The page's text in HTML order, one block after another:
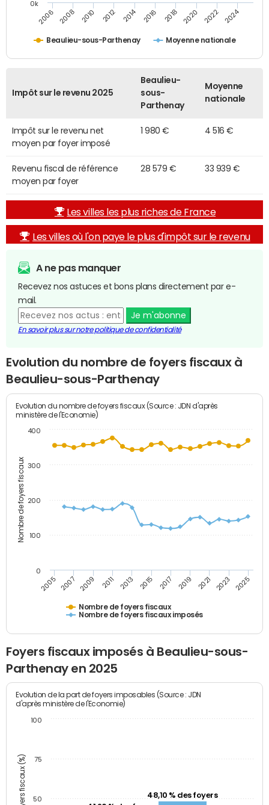
Beaulieu-sous-Parthenay Moyenne nationale
2006 2008 2010 2012 2014 2016 2018 2020 2022 2024
0k
Impôt sur le revenu 2025
Beaulieu-
sous-
Parthenay
Moyenne
nationale
Impôt sur le revenu net
moyen par foyer imposé
1 980 € 4 516 €
Revenu fiscal de référence
moyen par foyer
28 579 € 33 939 €
Les villes les plus riches de France
Les villes où l'on paye le plus d'impôt sur le revenu
A ne pas manquer
Recevez nos astuces et bons plans directement par e-
mail.
Je m'abonne
En savoir plus sur notre politique de confidentialité
Evolution du nombre de foyers fiscaux à
Beaulieu-sous-Parthenay
Nombre de foyers fiscaux
Evolution du nombre de foyers fiscaux (Source : JDN d'après
ministère de l'Economie)
Nombre de foyers fiscaux
Nombre de foyers fiscaux imposés
2005 2007 2009 2011 2013 2015 2017 2019 2021 2023 2025
0
100
200
300
400
Foyers fiscaux imposés à Beaulieu-sous-
Parthenay en 2025
Evolution de la part de foyers imposables (Source : JDN
d'après ministère de l'Economie)
48,10 % des foyers
50
75
100